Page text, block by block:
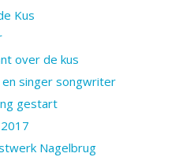
Kus
over de kus
singer songwriter
gestart
Nagelbrug